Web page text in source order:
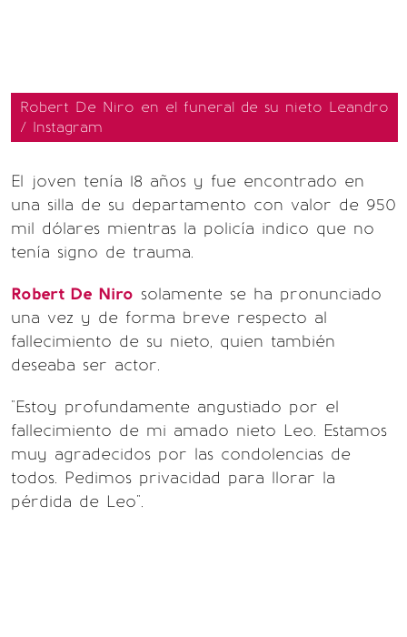
Robert De Niro en el funeral de su nieto Leandro
/ Instagram
El joven tenía 18 años y fue encontrado en
una silla de su departamento con valor de 950
mil dólares mientras la policía indico que no
tenía signo de trauma.
Robert De Niro solamente se ha pronunciado
una vez y de forma breve respecto al
fallecimiento de su nieto, quien también
deseaba ser actor.
"Estoy profundamente angustiado por el
fallecimiento de mi amado nieto Leo. Estamos
muy agradecidos por las condolencias de
todos. Pedimos privacidad para llorar la
pérdida de Leo".